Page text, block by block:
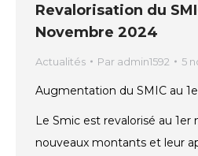
Revalorisation du
Novembre 2024
Actualités Par admin1592 5
Augmentation du SMIC au
Le Smic est revalorisé au
nouveaux montants et leur